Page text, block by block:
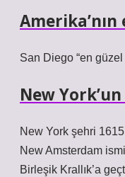
San Diego “en güzel
New
New York şehri 1615
New Amsterdam
Birleşik Krallık’a